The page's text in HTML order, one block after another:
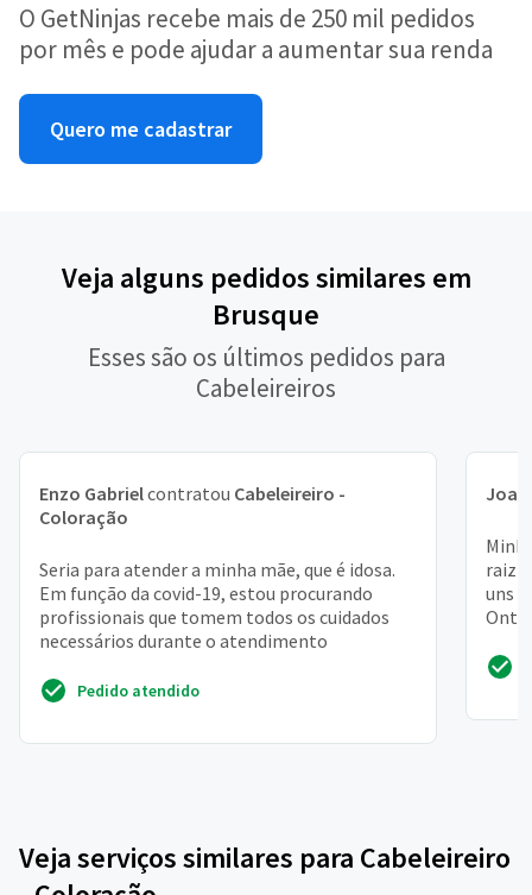
O GetNinjas recebe mais de 250 mil pedidos
por mês e pode ajudar a aumentar sua renda
Quero me cadastrar
Veja alguns pedidos similares em
Brusque
Esses são os últimos pedidos para
Cabeleireiros
Enzo Gabrielcontratou Cabeleireiro -
Coloração
Seria para atender a minha mãe, que é idosa.
Em função da covid-19, estou procurando
profissionais que tomem todos os cuidados
necessários durante o atendimento
Pedido atendido
raiz
uns
Veja serviços similares para Cabeleireiro